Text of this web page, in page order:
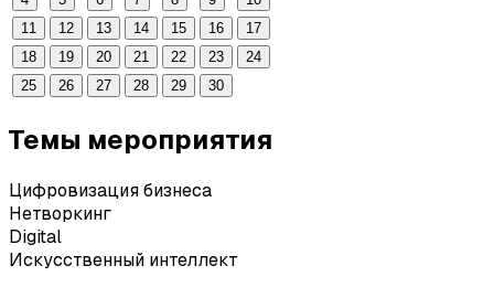
11
12 13 14 15 16
17
18
19 20 21 22 23
24
25
26 27 28 29 30
Темы мероприятия
Цифровизация бизнеса
Нетворкинг
Digital
Искусственный интеллект